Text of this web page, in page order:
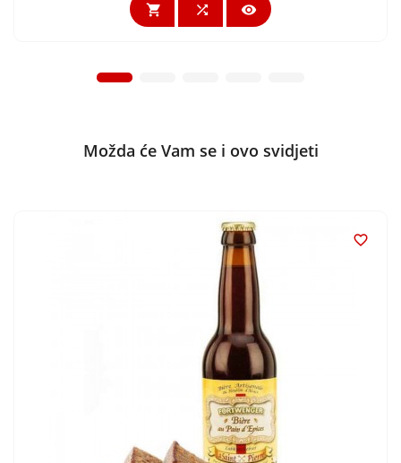
  
Možda će Vam se i ovo svidjeti
